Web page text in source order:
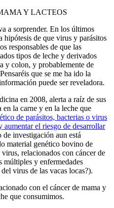
Y LACTEOS
a sorprender. En los últimos
hipótesis de que virus y parásitos
responsables de que las
tipos de leche y derivados
y colon, y probablemente de
que se me ha ido la
puede ser reveladora.
en 2008, alerta a raíz de sus
en la carne y en la leche que
de parásitos, bacterias o virus
aumentar el riesgo de desarrollar
de investigación aun está
material genético bovino de
relacionados con cáncer de
múltiples y enfermedades
virus de las vacas locas?).
con el cáncer de mama y
que consumimos.